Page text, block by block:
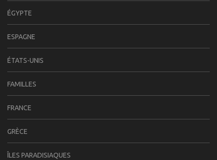
ÉGYPTE
ESPAGNE
ÉTATS-UNIS
FAMILLES
FRANCE
GRÈCE
ÎLES PARADISIAQUES